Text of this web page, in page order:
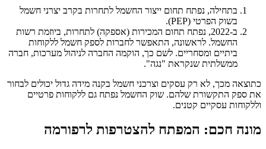
בתחילה, נפתח תחום ייצור החשמל לתחרות בקרב יצרני חשמל
בשוק הפרטי (PEP).
ב-2022, נפתח תחום המכירות (אספקה) לתחרות, ביוזמת רשות
החשמל. לראשונה, התאפשר לחברות לספק חשמל ללקוחות
ביתיים ומסחריים. לשם כך, הוקמה החברה לניהול מערכות, חברה
ממשלתית שנקראת "נגה".
כתוצאה מכך, לא רק עסקים וצרכני חשמל בקנה מידה גדול יכולים לבחור
את ספק התקשורת שלהם. שוק החשמל נפתח גם ללקוחות פרטיים
וללקוחות עסקיים קטנים.
מונה חכם: המפתח להצטרפות לרפורמה